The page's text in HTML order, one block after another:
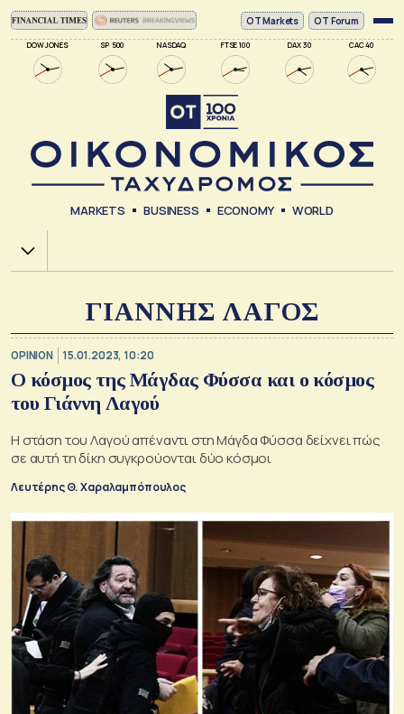
DOW JONES SP 500 NASDAQ FTSE 100 DAX 30 CAC 40
ΟΤ Markets OT Forum
MARKETS BUSINESS ECONOMY WORLD
Χ.Α.
ΓΙΑΝΝΗΣ ΛΑΓΟΣ
OPINION 15.01.2023, 10:20
Ο κόσμος της Μάγδας Φύσσα και ο κόσμος
του Γιάννη Λαγού
Η στάση του Λαγού απέναντι στη Μάγδα Φύσσα δείχνει πώς
σε αυτή τη δίκη συγκρούονται δύο κόσμοι
Λευτέρης Θ. Χαραλαμπόπουλος